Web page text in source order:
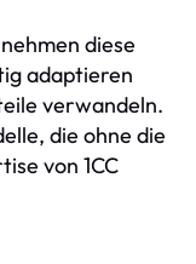
diese
adaptieren
verwandeln.
die ohne die
von 1CC